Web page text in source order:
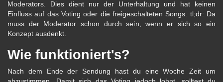
Moderators. Dies dient nur der Unterhaltung und hat keinen
Einfluss auf das Voting oder die freigeschalteten Songs. tl;dr: Da
muss der Moderator schon durch sein, wenn er sich so ein
Konzept ausdenkt.
Wie funktioniert's?
Nach dem Ende der Sendung hast du eine Woche Zeit um